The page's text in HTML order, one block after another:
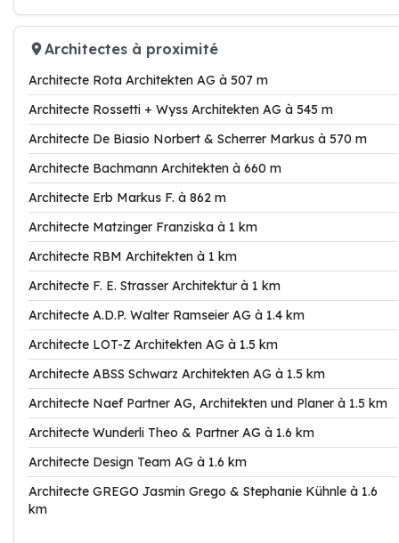
Architectes à proximité
Architecte Rota Architekten AG à 507 m
Architecte Rossetti + Wyss Architekten AG à 545 m
Architecte De Biasio Norbert & Scherrer Markus à 570 m
Architecte Bachmann Architekten à 660 m
Architecte Erb Markus F. à 862 m
Architecte Matzinger Franziska à 1 km
Architecte RBM Architekten à 1 km
Architecte F. E. Strasser Architektur à 1 km
Architecte A.D.P. Walter Ramseier AG à 1.4 km
Architecte LOT-Z Architekten AG à 1.5 km
Architecte ABSS Schwarz Architekten AG à 1.5 km
Architecte Naef Partner AG, Architekten und Planer à 1.5 km
Architecte Wunderli Theo & Partner AG à 1.6 km
Architecte Design Team AG à 1.6 km
Architecte GREGO Jasmin Grego & Stephanie Kühnle à 1.6
km